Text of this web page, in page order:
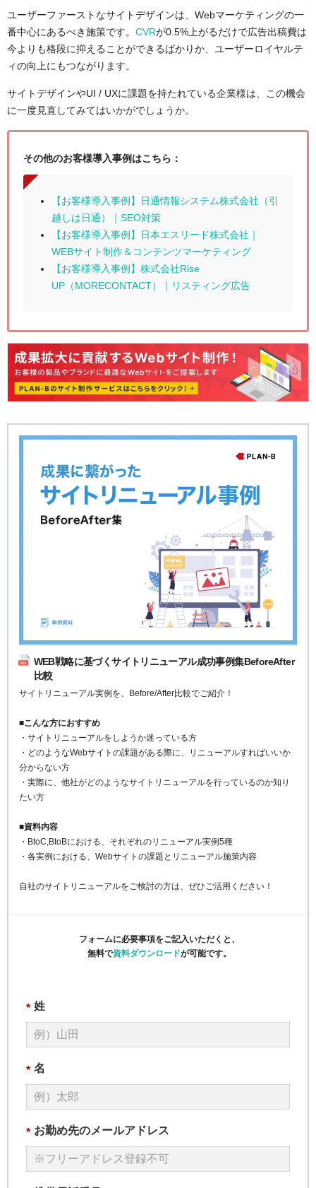
ユーザーファーストなサイトデザインは、Webマーケティングの一
番中心にあるべき施策です。 CVRが0.5%上がるだけで広告出稿費は
今よりも格段に抑えることができるばかりか、ユーザーロイヤルテ
ィの向上にもつながります。
サイトデザインやUI / UXに課題を持たれている企業様は、この機会
に一度見直してみてはいかがでしょうか。
その他のお客様導入事例はこちら：
【お客様導入事例】日通情報システム株式会社（引
越しは日通）｜SEO対策
【お客様導入事例】日本エスリード株式会社｜
WEBサイト制作＆コンテンツマーケティング
【お客様導入事例】株式会社Rise
UP（MORECONTACT）｜リスティング広告
WEB戦略に基づくサイトリニューアル成功事例集BeforeAfter
比較
サイトリニューアル実例を、Before/After比較でご紹介！
■こんな方におすすめ
・サイトリニューアルをしようか迷っている方
・どのようなWebサイトの課題がある際に、リニューアルすればいいか
分からない方
・実際に、他社がどのようなサイトリニューアルを行っているのか知り
たい方
■資料内容
・BtoC,BtoBにおける、それぞれのリニューアル実例5種
・各実例における、Webサイトの課題とリニューアル施策内容
自社のサイトリニューアルをご検討の方は、ぜひご活用ください！
フォームに必要事項をご記入いただくと、
無料で資料ダウンロードが可能です。
* 姓
* 名
* お勤め先のメールアドレス